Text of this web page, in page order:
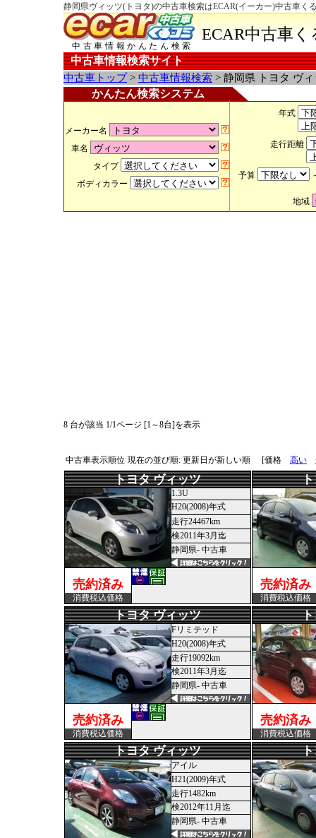
静岡県ヴィッツ(トヨタ)の中古車検索はECAR(イーカー)中古車く
中古車情報かんたん検索
ECAR中古車
中古車情報検索サイト
中古車トップ> 中古車情報検索 > 静岡県 トヨタ ヴ
かんたん検索システム
メーカー名
車名
タイプ
ボディカラー
年式
走行距離
予算
地域
8 台が該当 1/1ページ [1～8台]を表示
中古車表示順位 現在の並び順: 更新日が新しい順 [価格 高い
トヨタ ヴィッツ
1.3U
H20(2008)年式
走行24467km
検2011年3月迄
静岡県- 中古車
売約済み
消費税込価格
売約済み
消費税込価格
トヨタ ヴィッツ
Fリミテッド
H20(2008)年式
走行19092km
検2011年3月迄
静岡県- 中古車
売約済み
消費税込価格
売約済み
消費税込価格
トヨタ ヴィッツ
アイル
H21(2009)年式
走行1482km
検2012年11月迄
静岡県- 中古車